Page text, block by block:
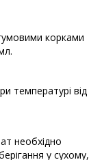
корками
температурі від
необхідно
у сухому,